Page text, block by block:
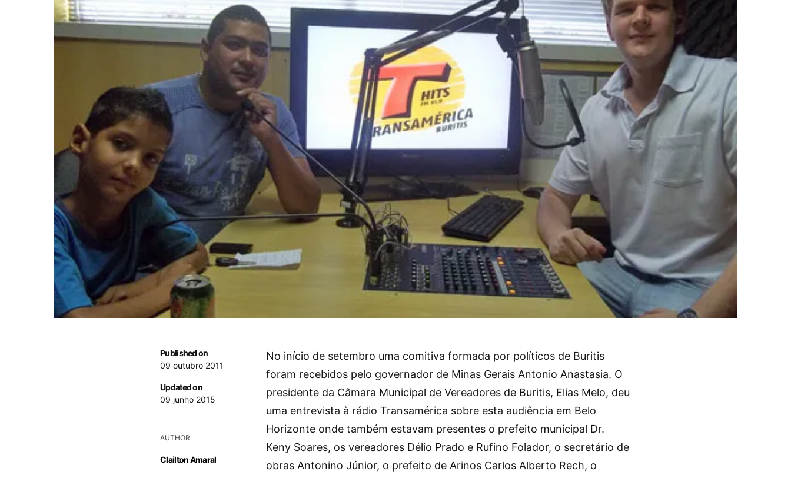
Published on
09 outubro 2011
Updated on
09 junho 2015
AUTHOR
Clailton Amaral
No início de setembro uma comitiva formada por políticos de Buritis
foram recebidos pelo governador de Minas Gerais Antonio Anastasia. O
presidente da Câmara Municipal de Vereadores de Buritis, Elias Melo, deu
uma entrevista à rádio Transamérica sobre esta audiência em Belo
Horizonte onde também estavam presentes o prefeito municipal Dr.
Keny Soares, os vereadores Délio Prado e Rufino Folador, o secretário de
obras Antonino Júnior, o prefeito de Arinos Carlos Alberto Rech, o